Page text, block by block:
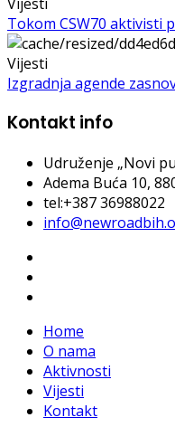
Tokom CSW70 aktivisti
Vijesti
Izgradnja agende
Kontakt info
Udruženje „Novi
Adema Buća 10,
tel:+387 36988022
Home
O nama
Aktivnosti
Vijesti
Kontakt